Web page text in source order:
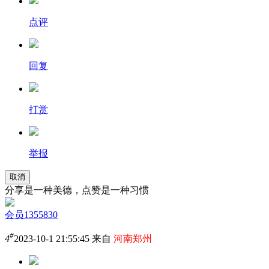
点评
回复
打赏
举报
取消
分享是一种美德，点赞是一种习惯
会员1355830
4#2023-10-1 21:55:45 来自 河南郑州